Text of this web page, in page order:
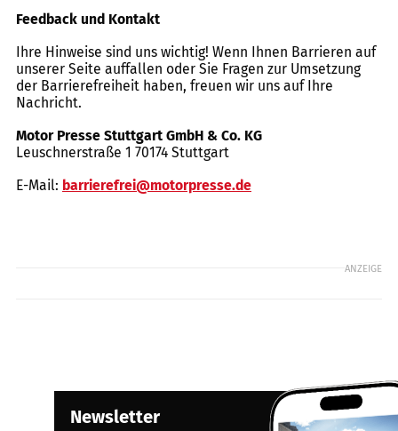
Feedback und Kontakt
Ihre Hinweise sind uns wichtig! Wenn Ihnen Barrieren auf
unserer Seite auffallen oder Sie Fragen zur Umsetzung
der Barrierefreiheit haben, freuen wir uns auf Ihre
Nachricht.
Motor Presse Stuttgart GmbH & Co. KG
Leuschnerstraße 1 70174 Stuttgart
E-Mail: barrierefrei@motorpresse.de
ANZEIGE
Newsletter